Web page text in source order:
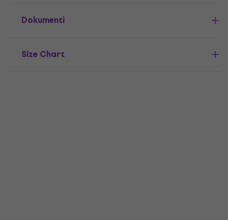
Dokumenti
Size Chart